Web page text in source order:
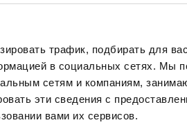
трафик, подбирать для
в социальных сетях. Мы
сетям и компаниям,
эти сведения с
вами их сервисов.